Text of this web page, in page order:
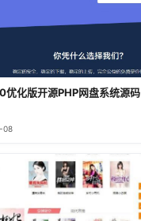
优化版开源PHP网盘系统源码
08